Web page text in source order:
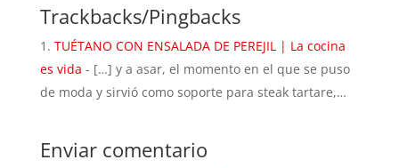
Trackbacks/Pingbacks
TUÉTANO CON ENSALADA DE PEREJIL | La cocina
es vida - […] y a asar, el momento en el que se puso
de moda y sirvió como soporte para steak tartare,…
Enviar comentario